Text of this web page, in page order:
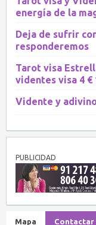
energía de la
Deja de sufrir
responderemos
Tarot visa
videntes visa 4 €
Vidente y
PUBLICIDAD
Mapa Contactar